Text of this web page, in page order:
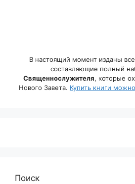
В настоящий момент изданы
составляющие полный
Священнослужителя, которые
Нового Завета. Купить книги
Поиск